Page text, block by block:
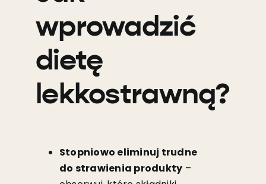
wprowadzić
dietę
lekkostrawną?
Stopniowo eliminuj trudne
do strawienia produkty –